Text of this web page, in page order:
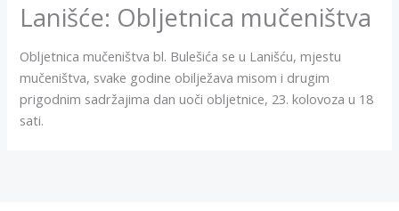
Lanišće: Obljetnica mučeništva
Obljetnica mučeništva bl. Bulešića se u Lanišću, mjestu
mučeništva, svake godine obilježava misom i drugim
prigodnim sadržajima dan uoči obljetnice, 23. kolovoza u 18
sati.